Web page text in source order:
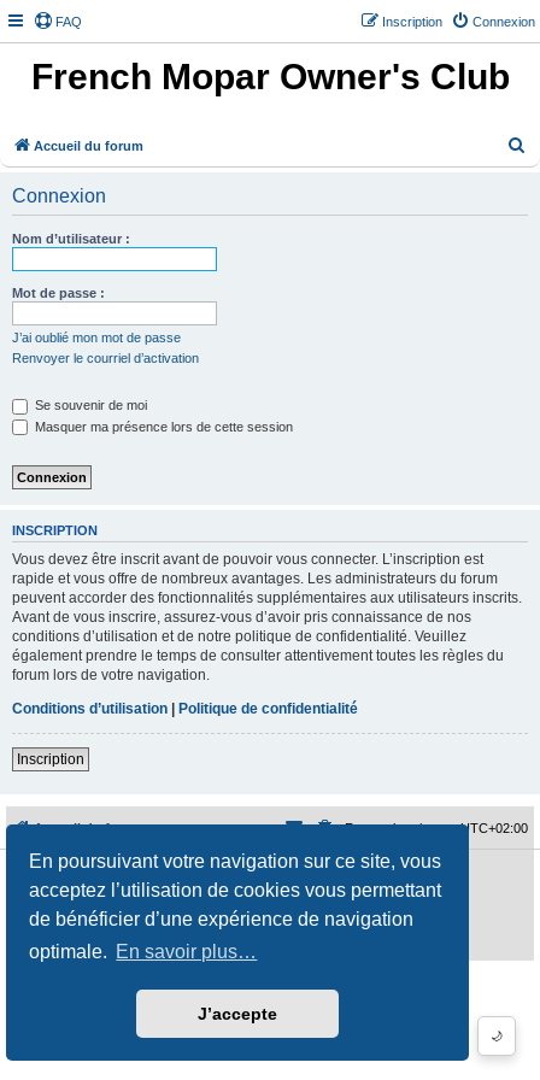
En poursuivant votre navigation sur ce site, vous
acceptez l’utilisation de cookies vous permettant
de bénéficier d’une expérience de navigation
optimale. En savoir plus…
J’accepte
FAQ Connexion
Inscription
French Mopar Owner's Club
Accueil du forum
🌙
Connexion
Nom d’utilisateur :
Mot de passe :
J’ai oublié mon mot de passe
Renvoyer le courriel d’activation
Se souvenir de moi
Masquer ma présence lors de cette session
INSCRIPTION
Vous devez être inscrit avant de pouvoir vous connecter. L’inscription est
rapide et vous offre de nombreux avantages. Les administrateurs du forum
peuvent accorder des fonctionnalités supplémentaires aux utilisateurs inscrits.
Avant de vous inscrire, assurez-vous d’avoir pris connaissance de nos
conditions d’utilisation et de notre politique de confidentialité. Veuillez
également prendre le temps de consulter attentivement toutes les règles du
forum lors de votre navigation.
Conditions d’utilisation | Politique de confidentialité
Inscription
Accueil du forum Fuseau horaire surUTC+02:00
Développé par phpBB ® Forum Software © phpBB Limited
Traduction française officielle©Qiaeru
Stylejeremiemeunierpar ©Fred Rimbert